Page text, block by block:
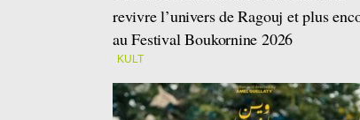
revivre l’univers de Ragouj et plus
au Festival Boukornine 2026
KULT